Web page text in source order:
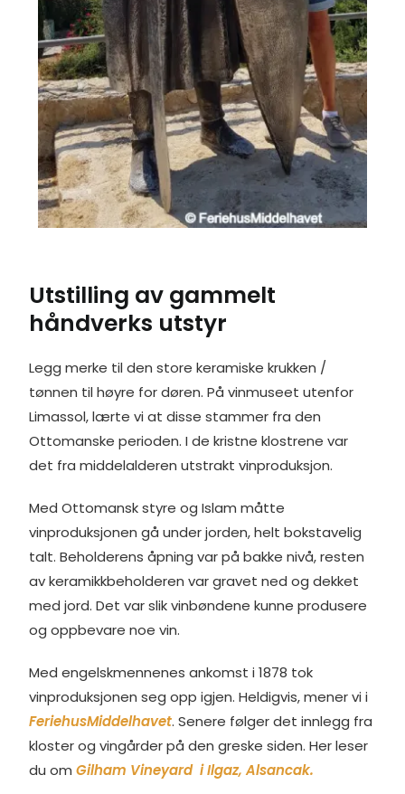
Utstilling av gammelt
håndverks utstyr
Legg merke til den store keramiske krukken /
tønnen til høyre for døren. På vinmuseet utenfor
Limassol, lærte vi at disse stammer fra den
Ottomanske perioden. I de kristne klostrene var
det fra middelalderen utstrakt vinproduksjon.
Med Ottomansk styre og Islam måtte
vinproduksjonen gå under jorden, helt bokstavelig
talt. Beholderens åpning var på bakke nivå, resten
av keramikkbeholderen var gravet ned og dekket
med jord. Det var slik vinbøndene kunne produsere
og oppbevare noe vin.
Med engelskmennenes ankomst i 1878 tok
vinproduksjonen seg opp igjen. Heldigvis, mener vi i
FeriehusMiddelhavet. Senere følger det innlegg fra
kloster og vingårder på den greske siden. Her leser
du omGilham Vineyard i Ilgaz, Alsancak.